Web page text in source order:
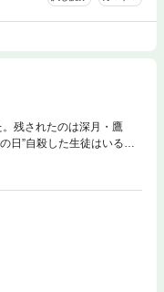
残されたのは深月・鷹
日”自殺した生徒はいるの
――!!